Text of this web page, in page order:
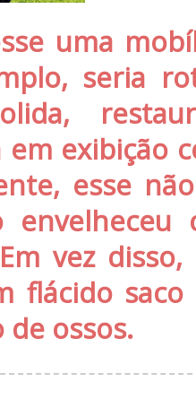
uma
seria
em exibição
esse
envelheceu
vez
flácido
ossos.